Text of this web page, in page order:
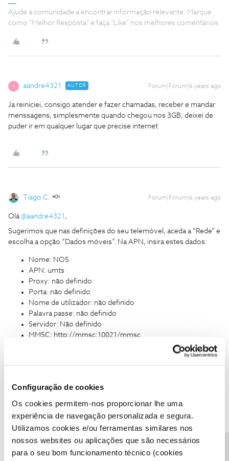
Configuração de cookies
Os cookies permitem-nos proporcionar lhe uma
experiência de navegação personalizada e segura.
Utilizamos cookies e/ou ferramentas similares nos
nossos websites ou aplicações que são necessários
para o seu bom funcionamento técnico (cookies
Ajude a comunidade a encontrar informação relevante. Marque
como "Melhor Resposta" e faça "Like" nos melhores comentários.
A aandre4321 AUTOR Forum|Forum|6 years ago
Ja reiniciei, consigo atender e fazer chamadas, receber e mandar
menssagens, simplesmente quando chegou nos 3GB, deixei de
puder ir em qualquer lugar que precise internet
Tiago C. Forum|Forum|6 years ago
Olá@aandre4321 ,
Sugerimos que nas definições do seu telemóvel, aceda a “Rede” e
escolha a opção “Dados móveis”. Na APN, insira estes dados:
Nome: NOS
APN: umts
Proxy: não definido
Porta: não definido
Nome de utilizador: não definido
Palavra passe: não definido
Servidor: Não definido
MMSC: http://mmsc:10021/mmsc
Tipo de autenticação: não definido
Tipo APN: default, supl
Conseguiu aceder à internet?
Ajude a comunidade a encontrar informação relevante. Marque